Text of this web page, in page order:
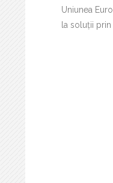
Uniunea
la soluții